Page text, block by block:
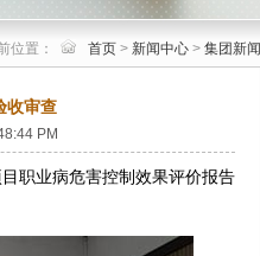
位置： 首页 > 新闻中心 > 集团新闻
收审查
PM
职业病危害控制效果评价报告